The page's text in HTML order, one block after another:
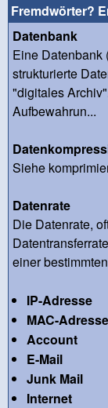
Fremdwörter?
Datenbank
Eine Datenbank
strukturierte
"digitales
Aufbewahrun...
Siehe
Datenrate
Die Datenrate,
einer
IP-Adresse
MAC-Adresse
Account
E-Mail
Junk Mail
Internet